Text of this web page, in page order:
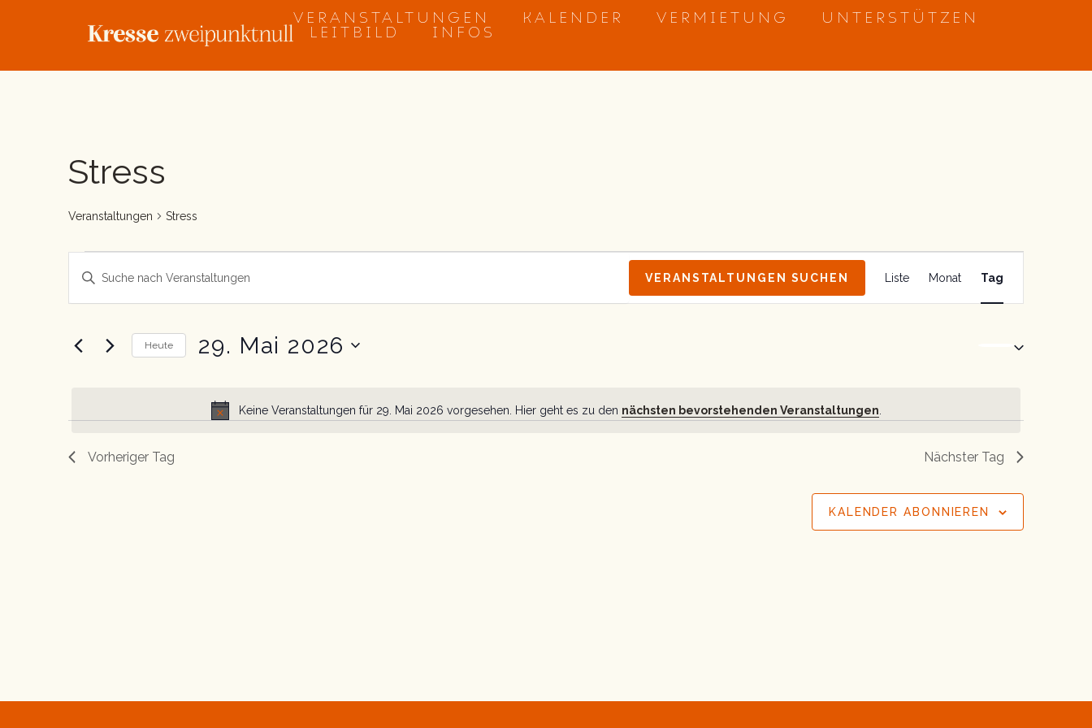
VERANSTALTUNGEN KALENDER VERMIETUNG
UNTERSTÜTZEN
LEITBILD
INFOS
Stress
Veranstaltungen Stress
Veranstaltungen
für
Mai
Hinweis
Keine Veranstaltungen für 29. Mai 2026 vorgesehen. Hier geht es zu den nächsten bevorstehenden Veranstaltungen
Suche
und
Navigation
Bitte
Schlüsselwort
eingeben.
Veranstaltungen
VERANSTALTUNGEN SUCHEN
Ansichten-
Navigation
Liste Monat Tag
Heute 29. Mai 2026
Vorheriger Tag Nächster Tag
KALENDER ABONNIEREN